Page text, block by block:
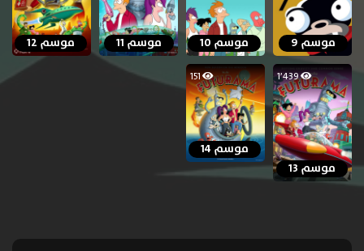
موسم 9 موسم 10 موسم 11 موسم 12
1٬439
موسم 13
151
موسم 14